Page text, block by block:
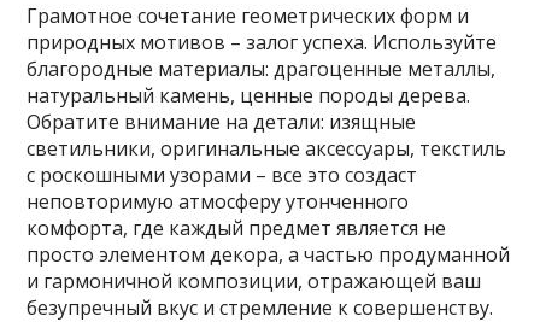
Грамотное сочетание геометрических форм и
природных мотивов – залог успеха. Используйте
благородные материалы: драгоценные металлы,
натуральный камень, ценные породы дерева.
Обратите внимание на детали: изящные
светильники, оригинальные аксессуары, текстиль
с роскошными узорами – все это создаст
неповторимую атмосферу утонченного
комфорта, где каждый предмет является не
просто элементом декора, а частью продуманной
и гармоничной композиции, отражающей ваш
безупречный вкус и стремление к совершенству.